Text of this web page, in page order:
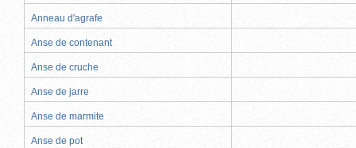
Anneau d'agrafe
Anse de contenant
Anse de cruche
Anse de jarre
Anse de marmite
Anse de pot